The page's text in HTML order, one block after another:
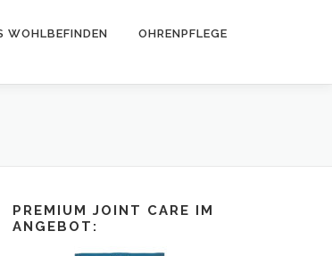
WOHLBEFINDEN OHRENPFLEGE
PREMIUM JOINT CARE IM
ANGEBOT: